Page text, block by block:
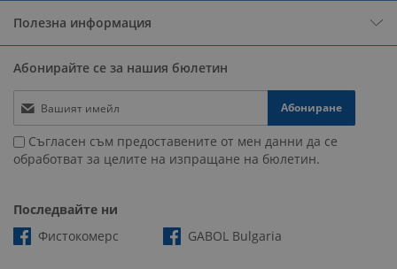
Полезна информация
Абонирайте се за нашия бюлетин
Абониране
Съгласен съм предоставените от мен данни да се
обработват за целите на изпращане на бюлетин.
Последвайте ни
Фистокомерс
GABOL Bulgaria